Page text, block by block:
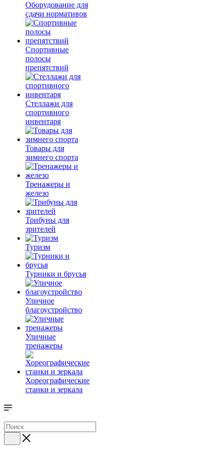
Оборудование для
сдачи нормативов
Спортивные
полосы
препятствий
Стеллажи для
спортивного
инвентаря
Товары для
зимнего спорта
Тренажеры и
железо
Трибуны для
зрителей
Туризм
Турники и брусья
Уличное
благоустройство
Уличные
тренажеры
Хореографические
станки и зеркала